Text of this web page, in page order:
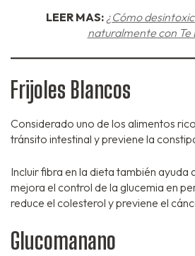
LEER MAS: ¿Cómo
naturalmente con Te
Frijoles Blancos
Considerado uno de los alimentos
tránsito intestinal y previene la
Incluir fibra en la dieta también
mejora el control de la glucemia en
reduce el colesterol y previene el
Glucomanano